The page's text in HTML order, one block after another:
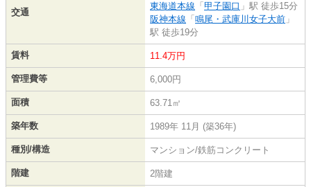
交通
東海道本線 「 甲子園口 」駅 徒歩15分
阪神本線 「 鳴尾・武庫川女子大前 」
駅 徒歩19分
賃料 11.4万円
管理費等 6,000円
面積 63.71㎡
築年数 1989年 11月 (築36年)
種別/構造 マンション/鉄筋コンクリート
階建 2階建